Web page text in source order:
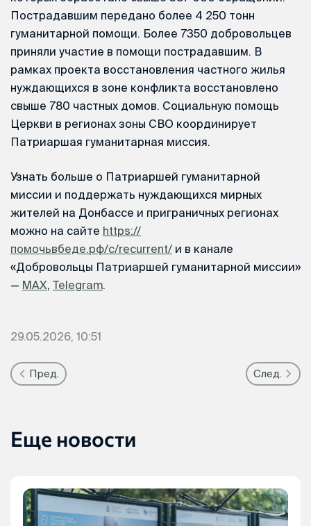
Пострадавшим передано более 4 250 тонн
гуманитарной помощи. Более 7350 добровольцев
приняли участие в помощи пострадавшим. В
рамках проекта восстановления частного жилья
нуждающихся в зоне конфликта восстановлено
свыше 780 частных домов. Социальную помощь
Церкви в регионах зоны СВО координирует
Патриаршая гуманитарная миссия.
Узнать больше о Патриаршей гуманитарной
миссии и поддержать нуждающихся мирных
жителей на Донбассе и приграничных регионах
можно на сайте https://
помочьвбеде.рф/c/recurrent/ и в канале
«Добровольцы Патриаршей гуманитарной миссии»
— MAX, Telegram.
29.05.2026, 10:51
Пред. След.
Еще новости